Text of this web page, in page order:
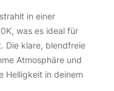
4x Buchse 12V für
in einer
was es ideal für
Die klare, blendfreie
Atmosphäre und
Helligkeit in deinem